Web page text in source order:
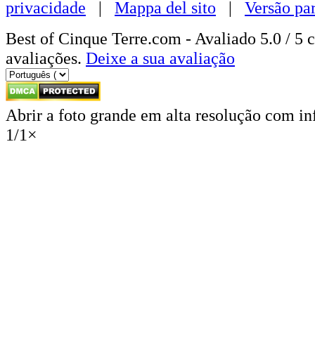
privacidade | Mappa del sito | Versão
Best of Cinque Terre.com - Avaliado 5.0 / 5
avaliações. Deixe a sua avaliação
Abrir a foto grande em alta resolução com
1/1 ×